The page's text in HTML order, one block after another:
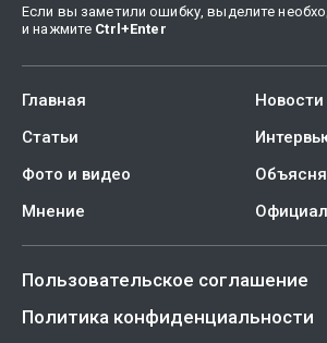
Если вы заметили ошибку, выделите
и нажмите Ctrl +Enter
Главная
Новости
Статьи
Фото и видео
Мнение
Пользовательское соглашение
Политика конфиденциальности